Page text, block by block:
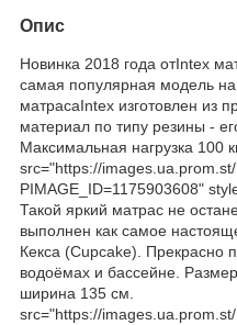
Опис
Новинка 2018 года отIntex
самая популярная модель
матрасаIntex изготовлен из
материал по типу резины -
Максимальная нагрузка 100
src="https://
PIMAGE_ID=1175903608"
Такой яркий матрас не
выполнен как самое
Кекса (Cupcake). Прекрасно
водоёмах и бассейне.
ширина 135 см.
src="https://